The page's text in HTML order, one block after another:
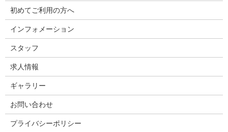
初めてご利用の方へ
インフォメーション
スタッフ
求人情報
ギャラリー
お問い合わせ
プライバシーポリシー